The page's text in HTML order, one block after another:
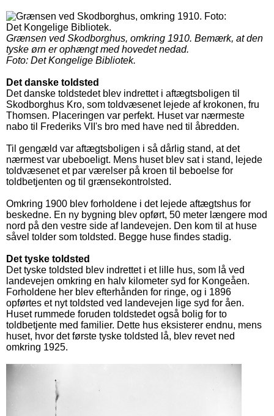
Grænsen ved Skodborghus, omkring 1910. Bemærk, at den
tyske ørn er ophængt med hovedet nedad.
Foto: Det Kongelige Bibliotek.
Det danske toldsted
Det danske toldstedet blev indrettet i aftægtsboligen til
Skodborghus Kro, som toldvæsenet lejede af krokonen, fru
Thomsen. Placeringen var perfekt. Huset var nærmeste
nabo til Frederiks VII's bro med have ned til åbredden.
Til gengæld var aftægtsboligen i så dårlig stand, at det
nærmest var ubeboeligt. Mens huset blev sat i stand, lejede
toldvæsenet et par værelser på kroen til beboelse for
toldbetjenten og til grænsekontrolsted.
Omkring 1900 blev forholdene i det lejede aftægtshus for
beskedne. En ny bygning blev opført, 50 meter længere mod
nord på den vestre side af landevejen. Den kom til at huse
såvel tolder som toldsted. Begge huse findes stadig.
Det tyske toldsted
Det tyske toldsted blev indrettet i et lille hus, som lå ved
landevejen omkring en halv kilometer syd for Kongeåen.
Forholdene her blev efterhånden for ringe, og i 1896
opførtes et nyt toldsted ved landevejen lige syd for åen.
Huset rummede foruden toldstedet også bolig for to
toldbetjente med familier. Dette hus eksisterer endnu, mens
huset, hvor det første tyske toldsted lå, blev revet ned
omkring 1925.